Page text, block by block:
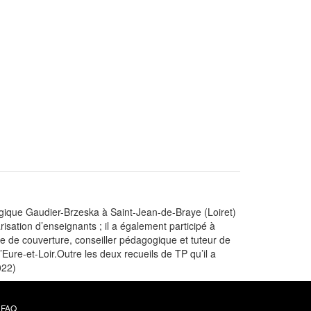
Gaudier-Brzeska à Saint-Jean-de-Braye (Loiret)
d’enseignants ; il a également participé à
de couverture, conseiller pédagogique et tuteur de
et-Loir.Outre les deux recueils de TP qu’il a
FAQ